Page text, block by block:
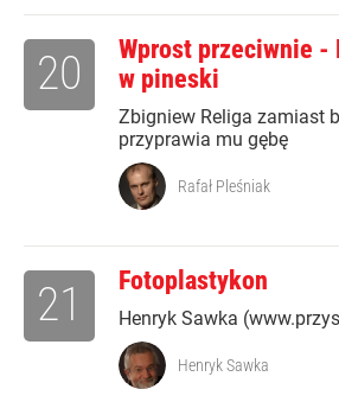
Wprost przeciwnie -
w pineski
Zbigniew Religa zamiast
przyprawia mu gębę
20
Rafał Pleśniak
Fotoplastykon
Henryk Sawka
21
Henryk Sawka